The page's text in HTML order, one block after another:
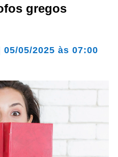
gregos
05/05/2025 às 07:00